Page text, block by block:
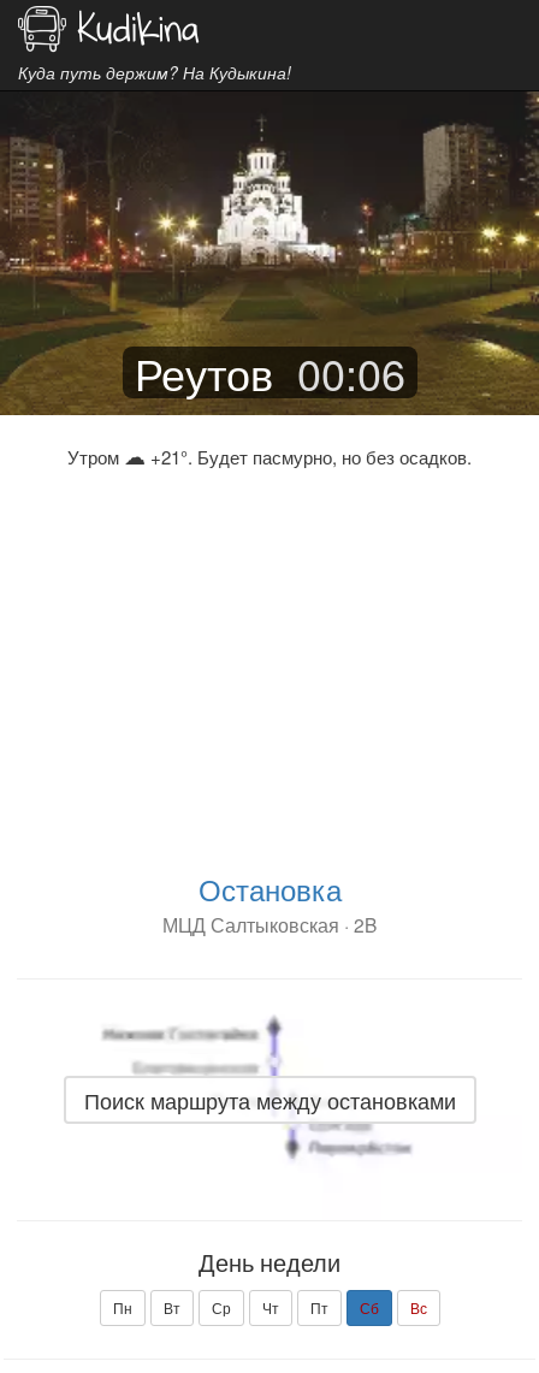
Куда путь держим? На Кудыкина!
Реутов 00:06
Утром ☁ +21°. Будет пасмурно, но без осадков.
Остановка
МЦД Салтыковская · 2B
Поиск маршрута между остановками
День недели
Пн Вт Ср Чт Пт Сб Вс